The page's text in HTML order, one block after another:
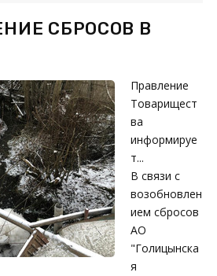
СБРОСОВ В
Правление
Товарищест
ва
информируе
т...
В связи с
возобновлен
ием сбросов
АО
"Голицынска
я